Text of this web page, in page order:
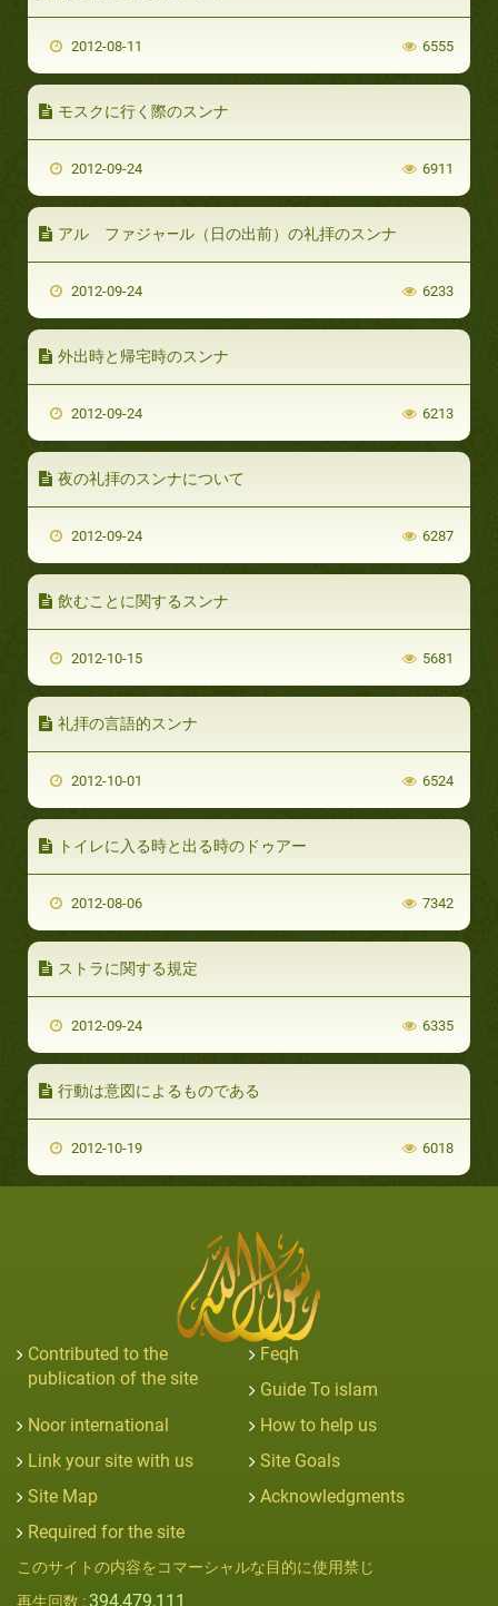
2012-08-11 6555
モスクに行く際のスンナ
2012-09-24 6911
アル ファジャ―ル（日の出前）の礼拝のスンナ
2012-09-24 6233
外出時と帰宅時のスンナ
2012-09-24 6213
夜の礼拝のスンナについて
2012-09-24 6287
飲むことに関するスンナ
2012-10-15 5681
礼拝の言語的スンナ
2012-10-01 6524
トイレに入る時と出る時のドゥアー
2012-08-06 7342
ストラに関する規定
2012-09-24 6335
行動は意図によるものである
2012-10-19 6018
Contributed to the
publication of the site
Feqh
Guide To islam
Noor international
How to help us
Link your site with us
Site Goals
Site Map
Acknowledgments
Required for the site
このサイトの内容をコマーシャルな目的に使用禁じ
再生回数 : 394,479,111